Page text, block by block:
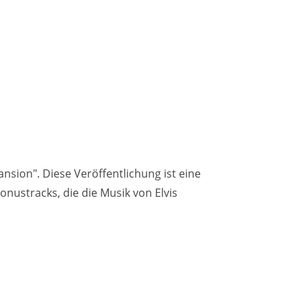
Diese Veröffentlichung ist eine
die die Musik von Elvis